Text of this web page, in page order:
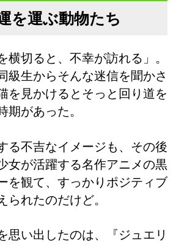
を運ぶ動物たち
横切ると、不幸が訪れる」。
級生からそんな迷信を聞かさ
を見かけるとそっと回り道を
期があった。
る不吉なイメージも、その後
女が活躍する名作アニメの黒
を観て、すっかりポジティブ
られたのだけど。
思い出したのは、『ジュエリ